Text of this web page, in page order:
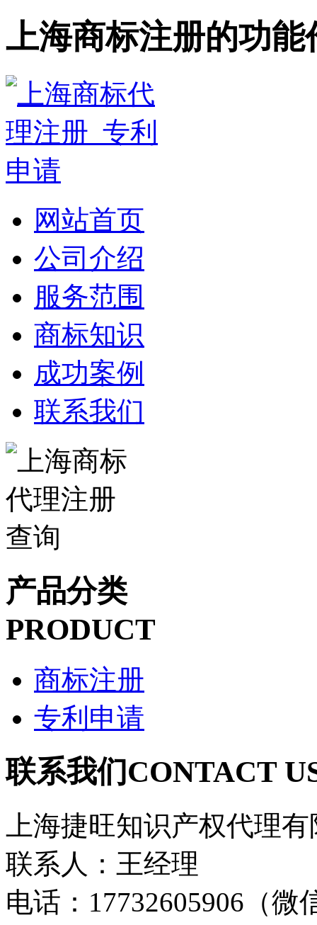
上海商标注册的功能
网站首页
公司介绍
服务范围
商标知识
成功案例
联系我们
产品分类
PRODUCT
商标注册
专利申请
联系我们CONTACT
上海捷旺知识产权代理
联系人：王经理
电话：17732605906（微